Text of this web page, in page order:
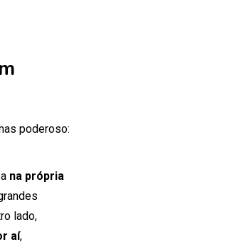
poderoso:
na própria
lado,
aí,